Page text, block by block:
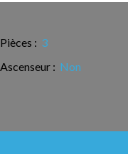
Pièces : 3
Ascenseur : Non